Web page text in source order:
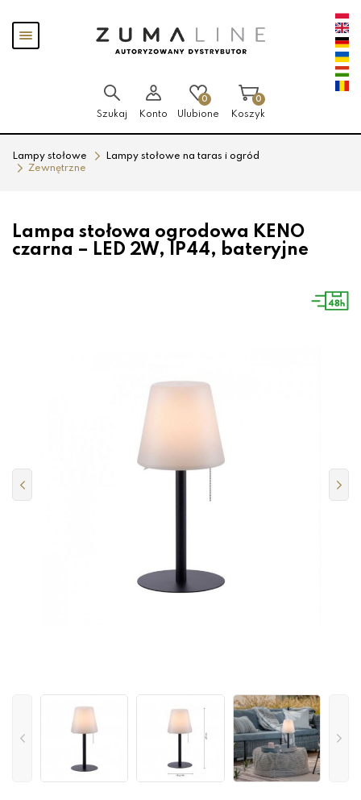
Pokaż
menu
Szukaj Konto
0
Ulubione
0
Koszyk
Lampy stołowe
Lampy stołowe na taras i ogród
Zewnętrzne
Lampa stołowa ogrodowa KENO
czarna – LED 2W, IP44, bateryjne